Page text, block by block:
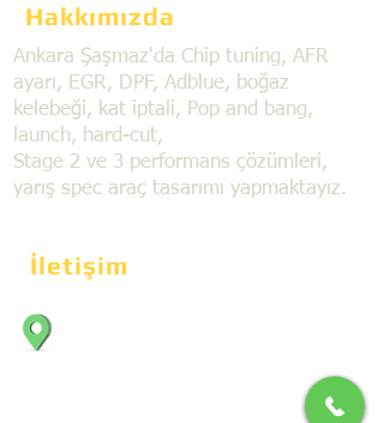
Hakkımızda
Ankara Şaşmaz'da Chip tuning, AFR
ayarı, EGR, DPF, Adblue, boğaz
kelebeği, kat iptali, Pop and bang,
launch, hard-cut,
Stage 2 ve 3 performans çözümleri,
yarış spec araç tasarımı yapmaktayız.
İletişim